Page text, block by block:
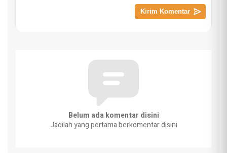
Belum ada komentar disini
Jadilah yang pertama berkomentar disini